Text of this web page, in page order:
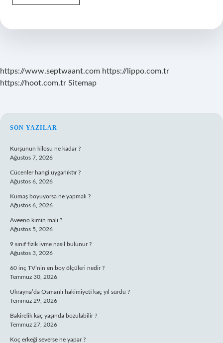
An
Ne
https://www.septwaant.com https://lippo.com.tr
https://hoot.com.tr Sitemap
SIDEBAR
SON YAZILAR
Kurşunun kilosu ne kadar ?
Ağustos 7, 2026
Cücenler hangi uygarlıktır ?
Ağustos 6, 2026
Kumaş boyuyorsa ne yapmalı ?
Ağustos 6, 2026
Aveeno kimin malı ?
Ağustos 5, 2026
9 sınıf fizik ivme nasıl bulunur ?
Ağustos 3, 2026
60 inç TV’nin en boy ölçüleri nedir ?
Temmuz 30, 2026
Ukrayna’da Osmanlı hakimiyeti kaç yıl sürdü ?
Temmuz 29, 2026
Bakirelik kaç yaşında bozulabilir ?
Temmuz 27, 2026
Koç erkeği severse ne yapar ?